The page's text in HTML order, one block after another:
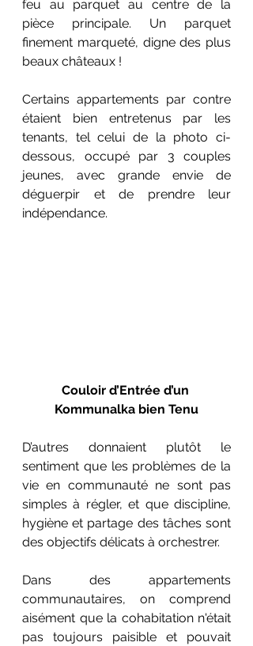
feu au parquet au centre de la
pièce principale. Un parquet
finement marqueté, digne des plus
beaux châteaux !
Certains appartements par contre
étaient bien entretenus par les
tenants, tel celui de la photo ci-
dessous, occupé par 3 couples
jeunes, avec grande envie de
déguerpir et de prendre leur
indépendance.
Couloir d’Entrée d’un
Kommunalka bien Tenu
D’autres donnaient plutôt le
sentiment que les problèmes de la
vie en communauté ne sont pas
simples à régler, et que discipline,
hygiène et partage des tâches sont
des objectifs délicats à orchestrer.
Dans des appartements
communautaires, on comprend
aisément que la cohabitation n'était
pas toujours paisible et pouvait